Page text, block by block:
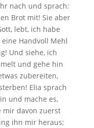
nach und sprach:
Brot mit! Sie aber
lebt, ich habe
Handvoll Mehl
Und siehe, ich
und gehe hin
zubereiten,
Elia sprach
und mache es,
mir davon zuerst
ihn mir heraus;